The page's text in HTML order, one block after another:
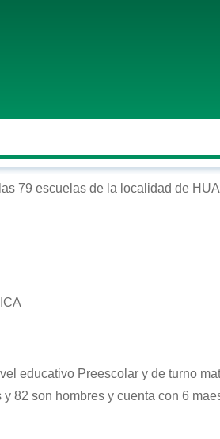
79 escuelas de la localidad de
educativo Preescolar y de turno
82 son hombres y cuenta con 6